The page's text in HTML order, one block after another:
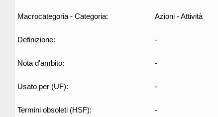
Macrocategoria - Categoria: Azioni - Attività
Definizione: -
Nota d'ambito: -
Usato per (UF): -
Termini obsoleti (HSF): -